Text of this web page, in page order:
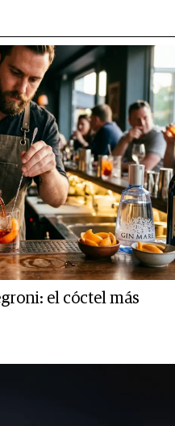
el cóctel más